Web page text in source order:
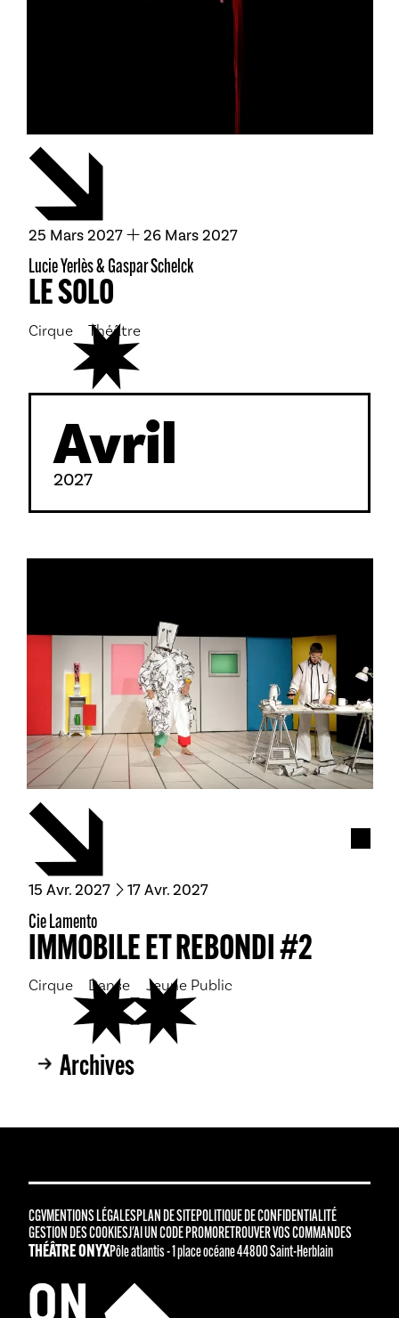
Lucie Yerlès & Gaspar Schelck
LE SOLO
Cirque Théâtre
du
25 mars
Mars 2027 au
26 mars
Mars 2027
Avril
2027
Cie Lamento
IMMOBILE ET REBONDI #2
Cirque Danse Jeune Public
du
15 avril
Avr. 2027 au
17 avril
Avr. 2027
Archives
CGVMENTIONS LÉGALESPLAN DE SITEPOLITIQUE DE CONFIDENTIALITÉ
GESTION DES COOKIESJ'AI UN CODE PROMORETROUVER VOS COMMANDES
THÉÂTRE ONYXPôle atlantis - 1 place océane 44800 Saint-Herblain